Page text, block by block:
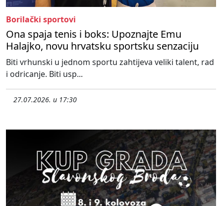
Borilački sportovi
Ona spaja tenis i boks: Upoznajte Emu
Halajko, novu hrvatsku sportsku senzaciju
Biti vrhunski u jednom sportu zahtijeva veliki talent, rad
i odricanje. Biti usp...
27.07.2026. u 17:30